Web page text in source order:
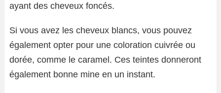
ayant des cheveux foncés.
Si vous avez les cheveux blancs, vous pouvez
également opter pour une coloration cuivrée ou
dorée, comme le caramel. Ces teintes donneront
également bonne mine en un instant.